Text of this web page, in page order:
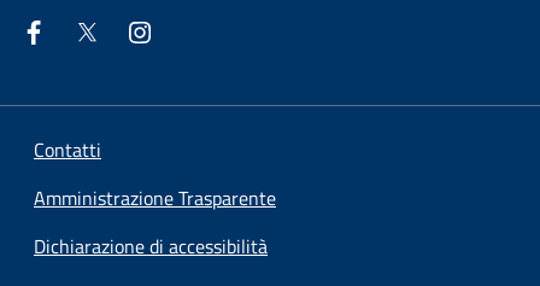
Contatti
Amministrazione Trasparente
Dichiarazione di accessibilità